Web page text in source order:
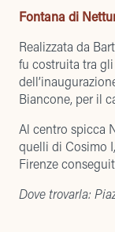
Fontana di
Realizzata da
fu costruita tra
Biancone, per il
Al centro spicca
quelli di Cosimo
Firenze
Dove trovarla: